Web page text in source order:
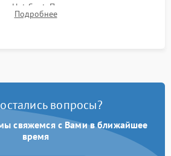
и Hot Spot. Проверка на отсутствие
вылетов драйвера и зависаний.
Подробнее
вопросы?
мы свяжемся с Вами в ближайшее
время